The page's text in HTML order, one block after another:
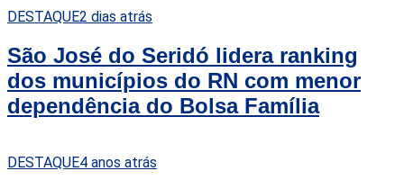
DESTAQUE2 dias atrás
São José do Seridó lidera ranking
dos municípios do RN com menor
dependência do Bolsa Família
DESTAQUE4 anos atrás